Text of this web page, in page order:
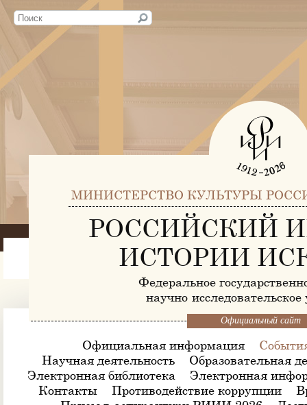
МИНИСТЕРСТВО КУЛЬТУРЫ
РОССИЙСКИЙ
ИСТОРИИ
Федеральное
научно-
Официальный сайт
Официальная информация
Научная деятельность
Образовательная
Электронная библиотека
Электронная
Контакты
Противодействие коррупции